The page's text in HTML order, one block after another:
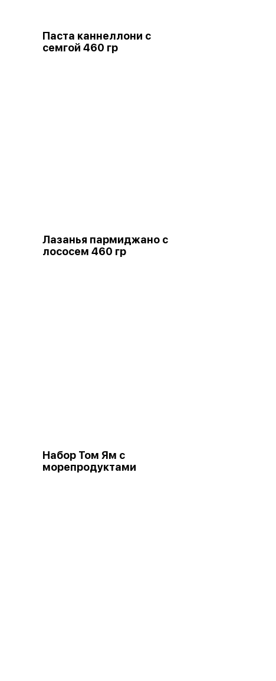
Паста каннеллони с
семгой 460 гр
Лазанья пармиджано с
лососем 460 гр
Набор Том Ям с
морепродуктами